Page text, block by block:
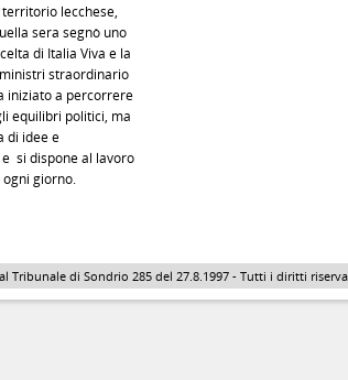
lecchese,
sera segnò uno
di Italia Viva e la
straordinario
iniziato a percorrere
equilibri politici, ma
di idee e
si dispone al lavoro
giorno.
Tribunale di Sondrio 285 del 27.8.1997 - Tutti i diritti